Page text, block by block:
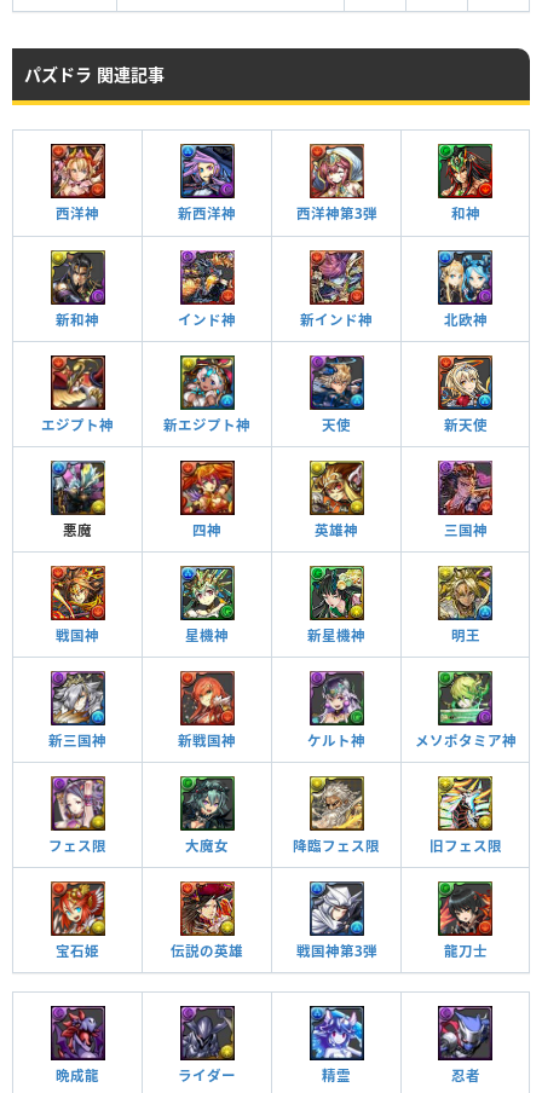
パズドラ 関連記事
西洋神 新西洋神 西洋神第3弾 和神
新和神 インド神 新インド神 北欧神
エジプト神 新エジプト神 天使 新天使
悪魔 四神 英雄神 三国神
戦国神 星機神 新星機神 明王
新三国神 新戦国神 ケルト神 メソポタミア神
フェス限 大魔女 降臨フェス限 旧フェス限
宝石姫 伝説の英雄 戦国神第3弾 龍刀士
晩成龍 ライダー 精霊 忍者